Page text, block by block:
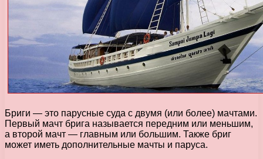
Бриги — это парусные суда с двумя (или более) мачтами.
Первый мачт брига называется передним или меньшим,
а второй мачт — главным или большим. Также бриг
может иметь дополнительные мачты и паруса.